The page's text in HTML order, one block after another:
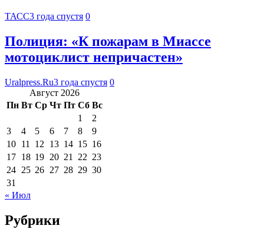
ТАСС3 года спустя 0
Полиция: «К пожарам в Миассе
мотоциклист непричастен»
Uralpress.Ru3 года спустя 0
Август 2026
Пн Вт Ср Чт Пт Сб Вс
1
2
3
4 5 6 7 8
9
10 11 12 13 14 15 16
17 18 19 20 21 22 23
24 25 26 27 28 29 30
31
« Июл
Рубрики